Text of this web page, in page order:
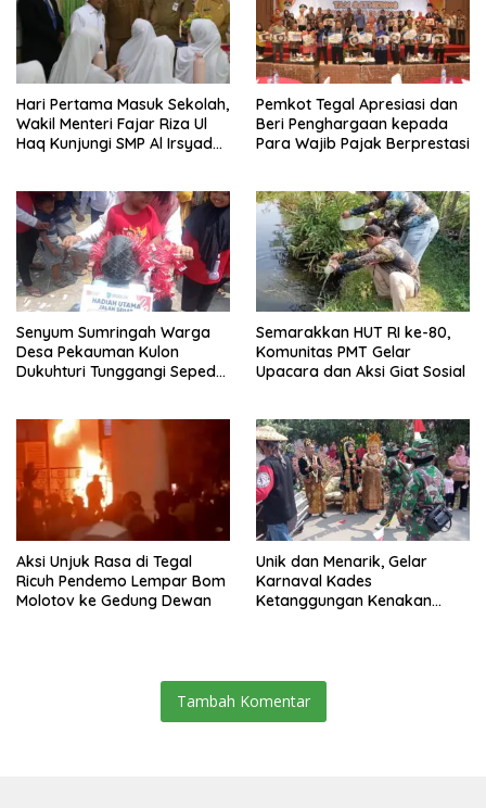
Hari Pertama Masuk Sekolah,
Wakil Menteri Fajar Riza Ul
Haq Kunjungi SMP Al Irsyad
Pemkot Tegal Apresiasi dan
Beri Penghargaan kepada
Para Wajib Pajak Berprestasi
Senyum Sumringah Warga
Desa Pekauman Kulon
Dukuhturi Tunggangi Sepeda
Semarakkan HUT RI ke-80,
Komunitas PMT Gelar
Upacara dan Aksi Giat Sosial
Aksi Unjuk Rasa di Tegal
Ricuh Pendemo Lempar Bom
Molotov ke Gedung Dewan
Unik dan Menarik, Gelar
Karnaval Kades
Ketanggungan Kenakan
Tambah Komentar